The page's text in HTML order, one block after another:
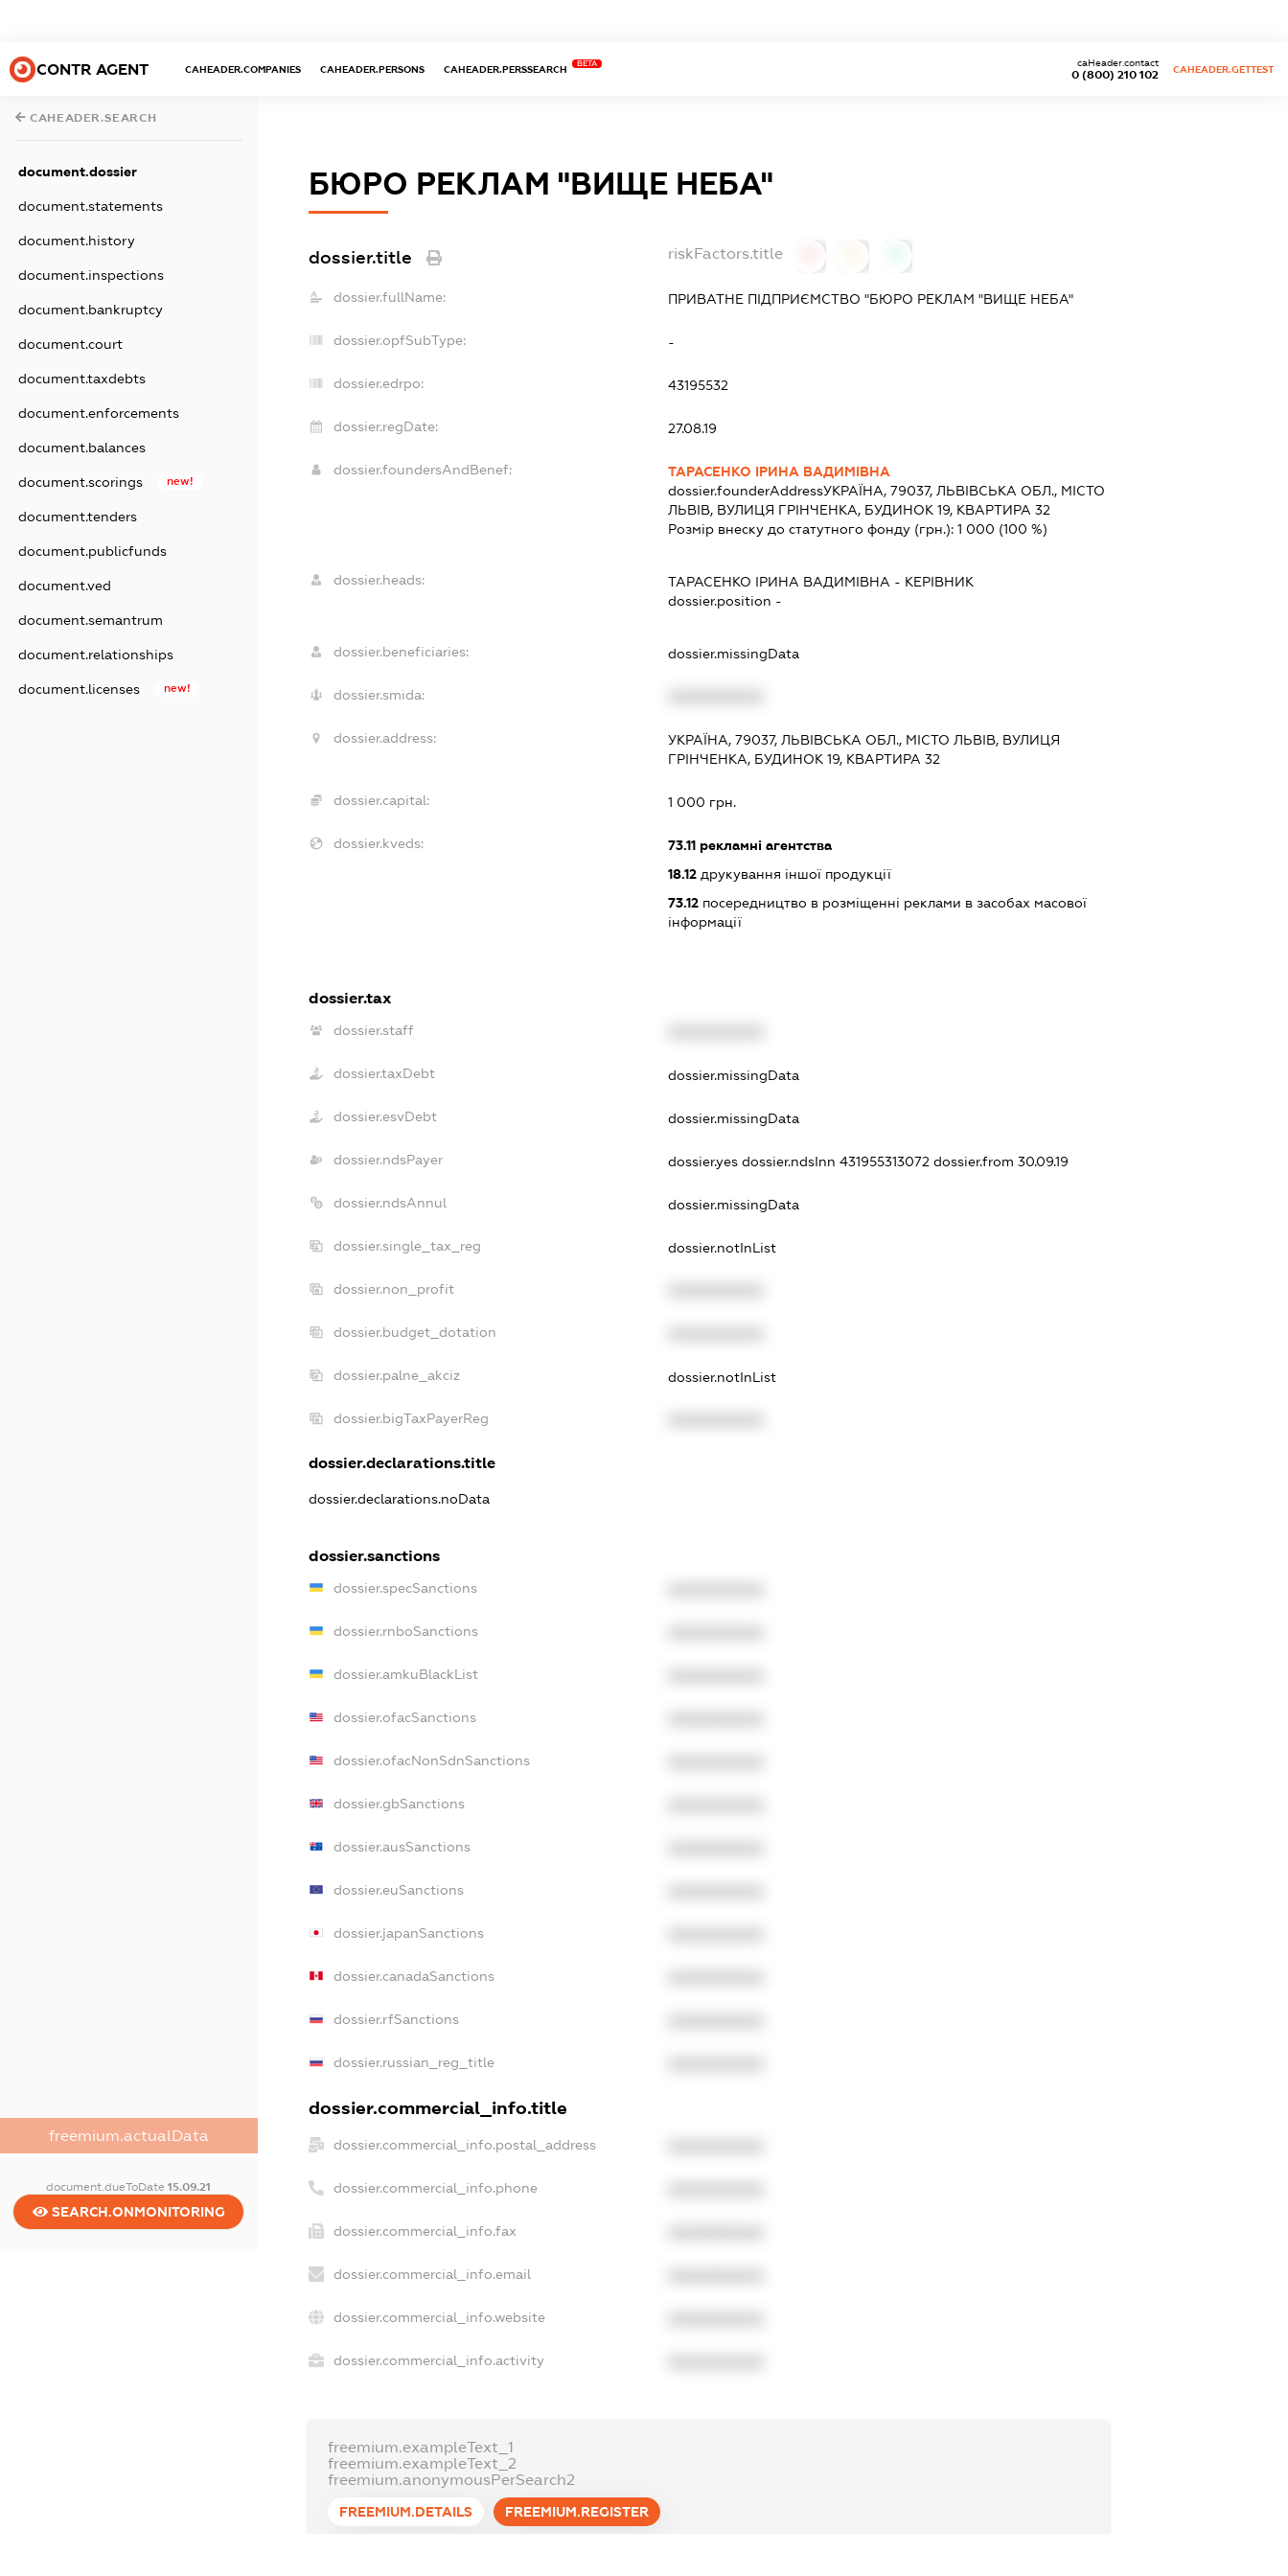
CONTR AGENT CAHEADER.COMPANIES CAHEADER.PERSONS CAHEADER.PERSSEARCH
BETA
0 (800) 210 102
caHeader.contact
CAHEADER.GETTEST
CAHEADER.SEARCH
document.dossier
document.statements
document.history
document.inspections
document.bankruptcy
document.court
document.taxdebts
document.enforcements
document.balances
document.scorings new!
document.tenders
document.publicfunds
document.ved
document.semantrum
document.relationships
document.licenses new!
freemium.actualData
document.dueToDate15.09.21
SEARCH.ONMONITORING
БЮРО РЕКЛАМ "ВИЩЕ НЕБА"
dossier.title riskFactors.title
dossier.fullName: ПРИВАТНЕ ПІДПРИЄМСТВО "БЮРО РЕКЛАМ "ВИЩЕ НЕБА"
dossier.opfSubType: -
dossier.edrpo: 43195532
dossier.regDate: 27.08.19
dossier.foundersAndBenef:
ТАРАСЕНКО ІРИНА ВАДИМІВНА
dossier.founderAddressУКРАЇНА, 79037, ЛЬВІВСЬКА ОБЛ., МІСТО
ЛЬВІВ, ВУЛИЦЯ ГРІНЧЕНКА, БУДИНОК 19, КВАРТИРА 32
Розмір внеску до статутного фонду (грн.):1 000 (100 %)
dossier.heads: ТАРАСЕНКО ІРИНА ВАДИМІВНА - КЕРІВНИК
dossier.position -
dossier.beneficiaries: dossier.missingData
dossier.smida:
dossier.address:
УКРАЇНА, 79037, ЛЬВІВСЬКА ОБЛ., МІСТО ЛЬВІВ, ВУЛИЦЯ
ГРІНЧЕНКА, БУДИНОК 19, КВАРТИРА 32
dossier.capital: 1 000 грн.
dossier.kveds: 73.11 рекламні агентства
18.12 друкування іншої продукції
73.12 посередництво в розміщенні реклами в засобах масової
інформації
dossier.tax
dossier.staff
dossier.taxDebt dossier.missingData
dossier.esvDebt dossier.missingData
dossier.ndsPayer dossier.yesdossier.ndsInn 431955313072dossier.from 30.09.19
dossier.ndsAnnul dossier.missingData
dossier.single_tax_reg dossier.notInList
dossier.non_profit
dossier.budget_dotation
dossier.palne_akciz dossier.notInList
dossier.bigTaxPayerReg
dossier.declarations.title
dossier.declarations.noData
dossier.sanctions
dossier.specSanctions
dossier.rnboSanctions
dossier.amkuBlackList
dossier.ofacSanctions
dossier.ofacNonSdnSanctions
dossier.gbSanctions
dossier.ausSanctions
dossier.euSanctions
dossier.japanSanctions
dossier.canadaSanctions
dossier.rfSanctions
dossier.russian_reg_title
dossier.commercial_info.title
dossier.commercial_info.postal_address
dossier.commercial_info.phone
dossier.commercial_info.fax
dossier.commercial_info.email
dossier.commercial_info.website
dossier.commercial_info.activity
freemium.exampleText_1
freemium.exampleText_2
freemium.anonymousPerSearch2
FREEMIUM.DETAILS FREEMIUM.REGISTER